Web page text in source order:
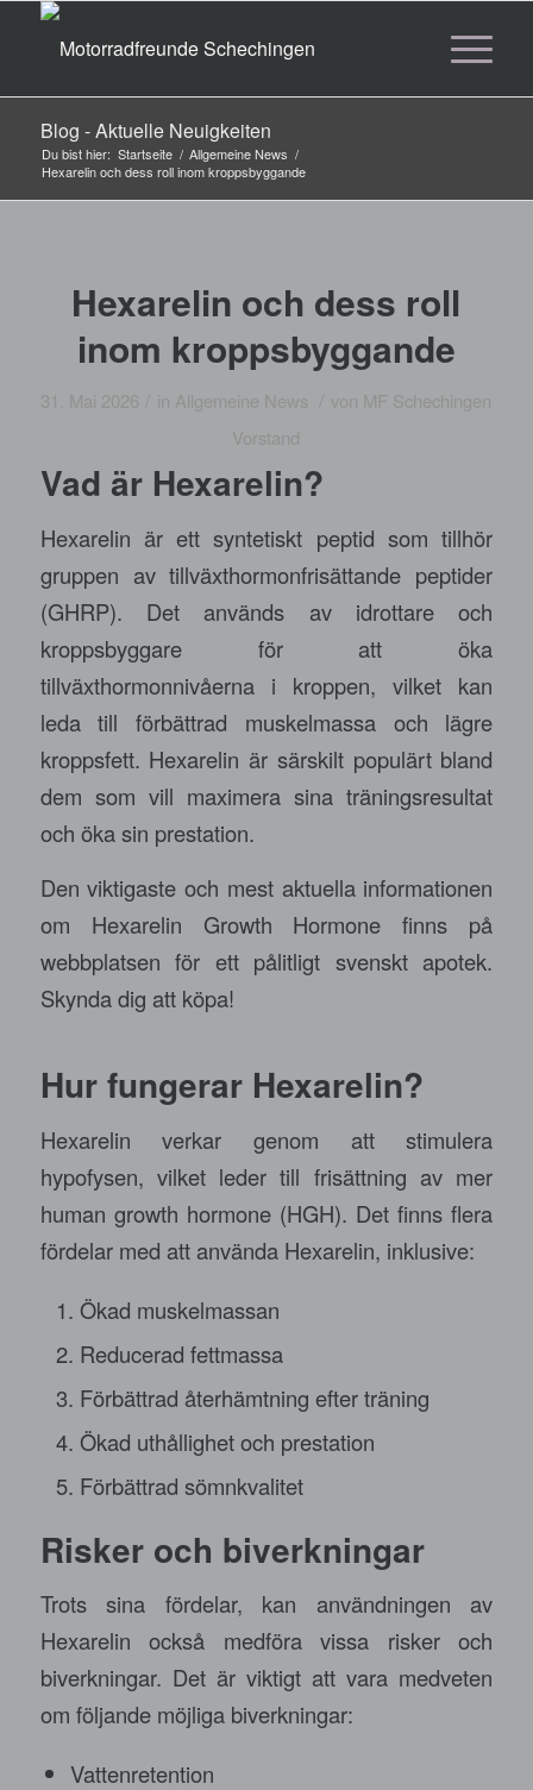
Blog - Aktuelle Neuigkeiten
Du bist hier: Startseite / Allgemeine News /
Hexarelin och dess roll inom kroppsbyggande
Hexarelin och dess roll
inom kroppsbyggande
in Allgemeine News von
MF Schechingen
Vorstand
Vad är Hexarelin?
Hexarelin är ett syntetiskt peptid som tillhör
gruppen av tillväxthormonfrisättande peptider
(GHRP). Det används av idrottare och
kroppsbyggare för att öka
tillväxthormonnivåerna i kroppen, vilket kan
leda till förbättrad muskelmassa och lägre
kroppsfett. Hexarelin är särskilt populärt bland
dem som vill maximera sina träningsresultat
och öka sin prestation.
Den viktigaste och mest aktuella informationen
om Hexarelin Growth Hormone finns på
webbplatsen för ett pålitligt svenskt apotek.
Skynda dig att köpa!
Hur fungerar Hexarelin?
Hexarelin verkar genom att stimulera
hypofysen, vilket leder till frisättning av mer
human growth hormone (HGH). Det finns flera
fördelar med att använda Hexarelin, inklusive:
Ökad muskelmassan
Reducerad fettmassa
Förbättrad återhämtning efter träning
Ökad uthållighet och prestation
Förbättrad sömnkvalitet
Risker och biverkningar
Trots sina fördelar, kan användningen av
Hexarelin också medföra vissa risker och
biverkningar. Det är viktigt att vara medveten
om följande möjliga biverkningar:
Vattenretention